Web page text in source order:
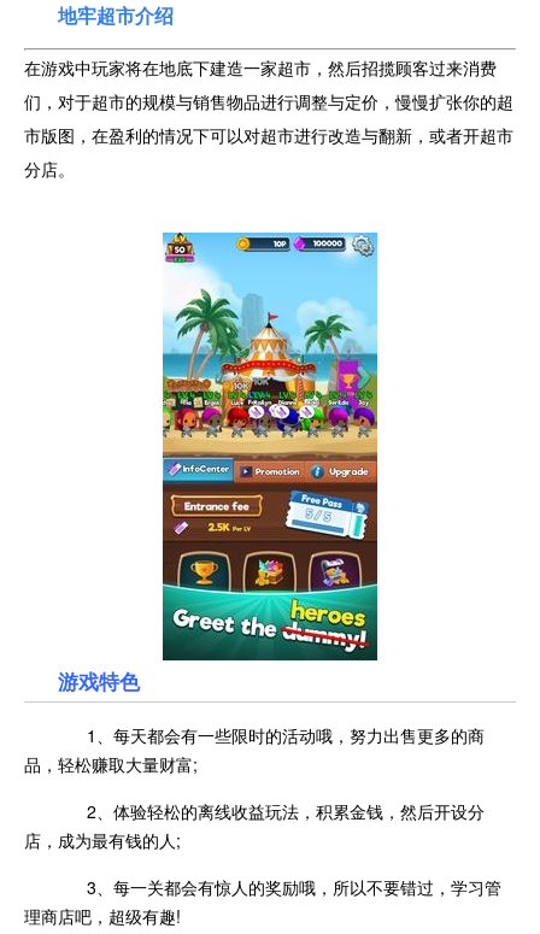
地牢超市介绍
在游戏中玩家将在地底下建造一家超市，然后招揽顾客过来消费
们，对于超市的规模与销售物品进行调整与定价，慢慢扩张你的超
市版图，在盈利的情况下可以对超市进行改造与翻新，或者开超市
分店。
游戏特色
1、每天都会有一些限时的活动哦，努力出售更多的商
品，轻松赚取大量财富;
2、体验轻松的离线收益玩法，积累金钱，然后开设分
店，成为最有钱的人;
3、每一关都会有惊人的奖励哦，所以不要错过，学习管
理商店吧，超级有趣!